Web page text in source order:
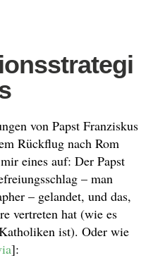
von Papst Franziskus
Rückflug nach Rom
eines auf: Der Papst
– man
– gelandet, und das,
vertreten hat (wie es
ist). Oder wie
]: